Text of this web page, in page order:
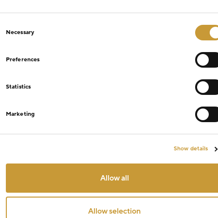
Selection
Necessary
Preferences
Statistics
Marketing
Show details
Allow all
Allow selection